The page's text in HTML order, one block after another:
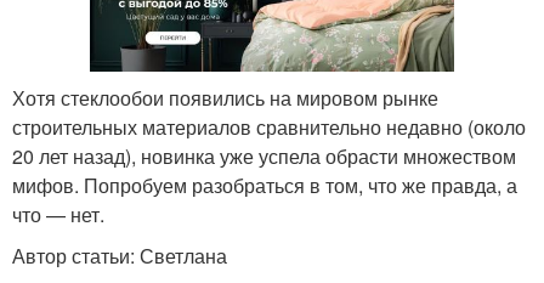
Хотя стеклообои появились на мировом рынке
строительных материалов сравнительно недавно (около
20 лет назад), новинка уже успела обрасти множеством
мифов. Попробуем разобраться в том, что же правда, а
что — нет.
Автор статьи: Светлана